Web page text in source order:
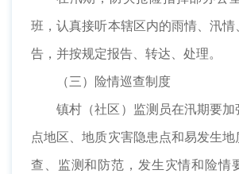
班，认真接听本辖区内的雨情、汛
告，并按规定报告、转达、处理。
（三）险情巡查制度
镇村（社区）监测员在汛期要
点地区、地质灾害隐患点和易发生
查、监测和防范，发生灾情和险情